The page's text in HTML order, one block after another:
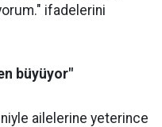
ifadelerini
büyüyor"
ailelerine yeterince